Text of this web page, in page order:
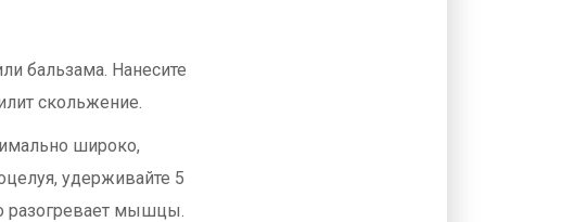
бальзама. Нанесите
скольжение.
широко,
удерживайте 5
разогревает мышцы.